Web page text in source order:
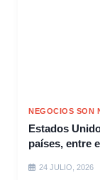
NEGOCIOS SON
Estados
países, entre
24 JULIO, 2026